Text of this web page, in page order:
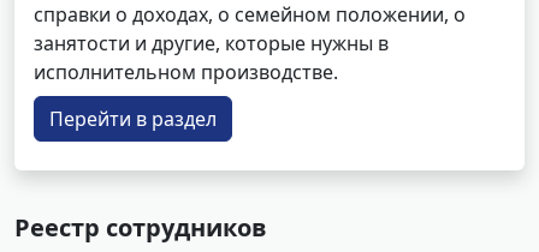
справки о доходах, о семейном положении, о
занятости и другие, которые нужны в
исполнительном производстве.
Перейти в раздел
Реестр сотрудников